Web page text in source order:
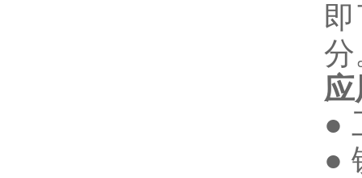
分
●
●